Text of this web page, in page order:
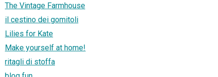
The Vintage Farmhouse
il cestino dei gomitoli
Lilies for Kate
Make yourself at home!
ritagli di stoffa